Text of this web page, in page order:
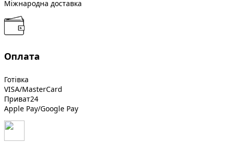
Міжнародна доставка
Оплата
Готівка
VISA/MasterCard
Приват24
Apple Pay/Google Pay